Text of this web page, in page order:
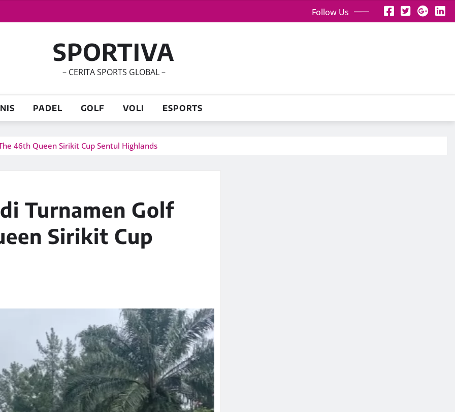
Follow Us
SPORTIVA
– CERITA SPORTS GLOBAL –
PADEL GOLF VOLI ESPORTS
46th Queen Sirikit Cup Sentul Highlands
Turnamen Golf
Sirikit Cup